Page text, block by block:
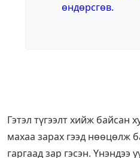
өндөрсгөв.
Гэтэл түгээлт хийж байсан
махаа зарах гээд нөөцөлж
гаргаад зар гэсэн. Үнэндээ